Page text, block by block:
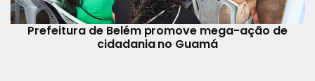
Prefeitura de Belém promove mega-ação de
cidadania no Guamá